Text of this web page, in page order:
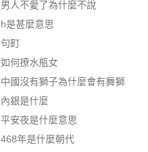
男人不愛了為什麼不說
h是甚麼意思
句町
如何撩水瓶女
中國沒有獅子為什麼會有舞獅
內銀是什麼
平安夜是什麼意思
468年是什麼朝代